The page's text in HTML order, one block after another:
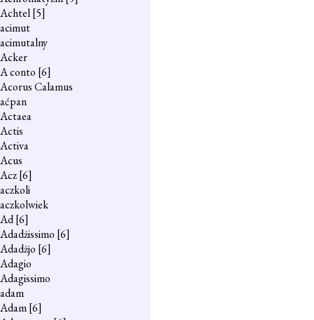
Achtel[5]
acimut
acimutalny
Acker
A conto [6]
Acorus Calamus
aćpan
Actaea
Actis
Activa
Acus
Acz[6]
aczkoli
aczkolwiek
Ad[6]
Adadżissimo [6]
Adadżjo [6]
Adagio
Adagissimo
adam
Adam[6]